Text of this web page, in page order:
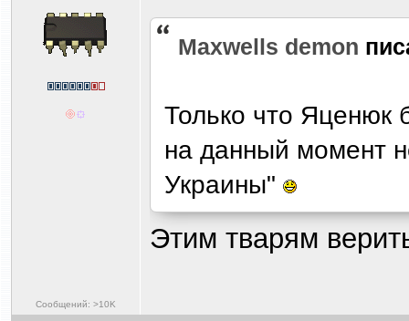
Сообщений: >10K
Maxwells demon
Только что Яценюк
на данный момент
Украины"
Этим тварям